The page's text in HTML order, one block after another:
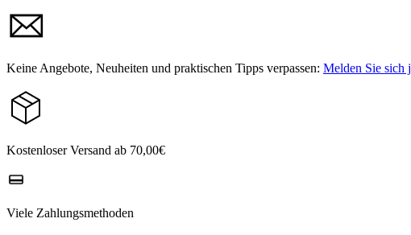
Keine Angebote, Neuheiten und praktischen Tipps verpassen: Melden Sie sich
Kostenloser Versand ab 70,00€
Viele Zahlungsmethoden